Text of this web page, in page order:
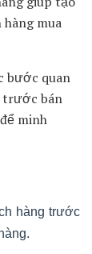
được sự
sang
pháp
chăm sóc
khách